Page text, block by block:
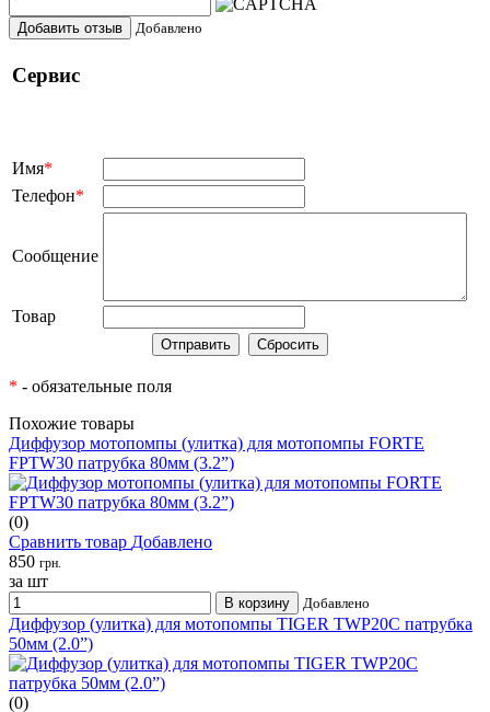
Добавить отзыв Добавлено
Сервис
Имя*
Телефон*
Сообщение
Товар
* - обязательные поля
Похожие товары
Диффузор мотопомпы (улитка) для мотопомпы FORTE
FPTW30 патрубка 80мм (3.2”)
(0)
Сравнить товар Добавлено
850 грн.
за шт
В корзину Добавлено
Диффузор (улитка) для мотопомпы TIGER TWP20C патрубка
50мм (2.0”)
(0)